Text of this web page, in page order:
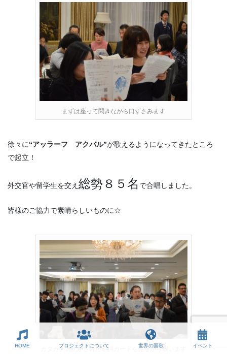
まずは座って聞きながら口ずさみます
徐々に“アッラーフ アクバル”が歌えるようになってきたところ
で起立！
外交官や留学生を交え 総勢８５名 で合唱しました。
皆様のご協力で素晴らしいものに☆
カタカナ表記がされた歌詞カードを見ながら歌います
HOME プロジェクトについて 世界の国歌 イベント